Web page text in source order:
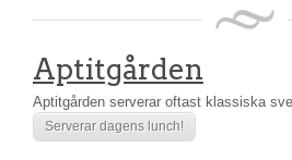
Aptitgården
Aptitgården serverar oftast klassiska
Serverar dagens lunch!